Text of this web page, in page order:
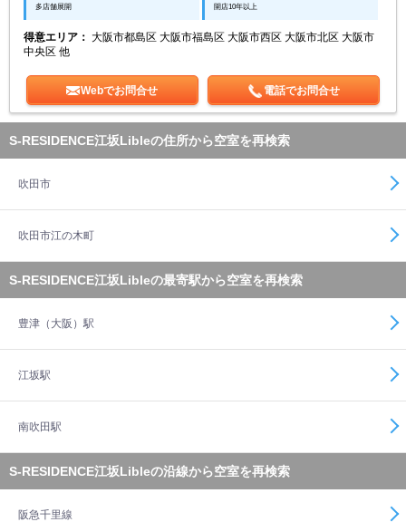
多店舗展開 開店10年以上
得意エリア： 大阪市都島区 大阪市福島区 大阪市西区 大阪市北区 大阪市
中央区 他
Webでお問合せ 電話でお問合せ
S-RESIDENCE江坂Libleの住所から空室を再検索
吹田市
吹田市江の木町
S-RESIDENCE江坂Libleの最寄駅から空室を再検索
豊津（大阪）駅
江坂駅
南吹田駅
S-RESIDENCE江坂Libleの沿線から空室を再検索
阪急千里線